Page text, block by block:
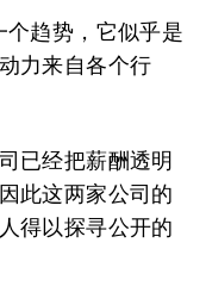
个趋势，它似乎是
力来自各个行
已经把薪酬透明
此这两家公司的
得以探寻公开的